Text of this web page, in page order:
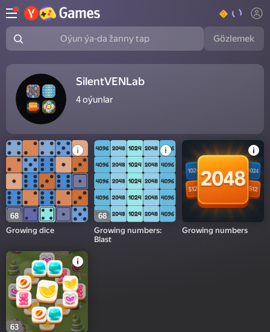
Oýun ýa-da žanny tap Gözlemek
SilentVENLab
4oýunlar
68
Growing dice
68
Growing numbers:
Blast
Growing numbers
63